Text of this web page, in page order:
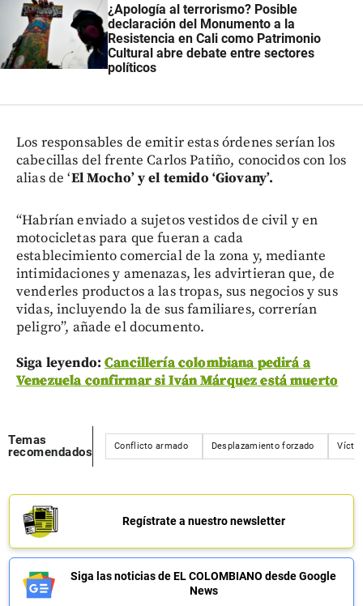
¿Apología al terrorismo? Posible
declaración del Monumento a la
Resistencia en Cali como Patrimonio
Cultural abre debate entre sectores
políticos
Los responsables de emitir estas órdenes serían los
cabecillas del frente Carlos Patiño, conocidos con los
alias de ‘El Mocho’ y el temido ‘Giovany’.
“Habrían enviado a sujetos vestidos de civil y en
motocicletas para que fueran a cada
establecimiento comercial de la zona y, mediante
intimidaciones y amenazas, les advirtieran que, de
venderles productos a las tropas, sus negocios y sus
vidas, incluyendo la de sus familiares, correrían
peligro”, añade el documento.
Siga leyendo:Cancillería colombiana pedirá a
Venezuela confirmar si Iván Márquez está muerto
Temas
recomendados
Conflicto armado Desplazamiento forzado
Regístrate a nuestro newsletter
Siga las noticias de EL COLOMBIANO desde Google
News